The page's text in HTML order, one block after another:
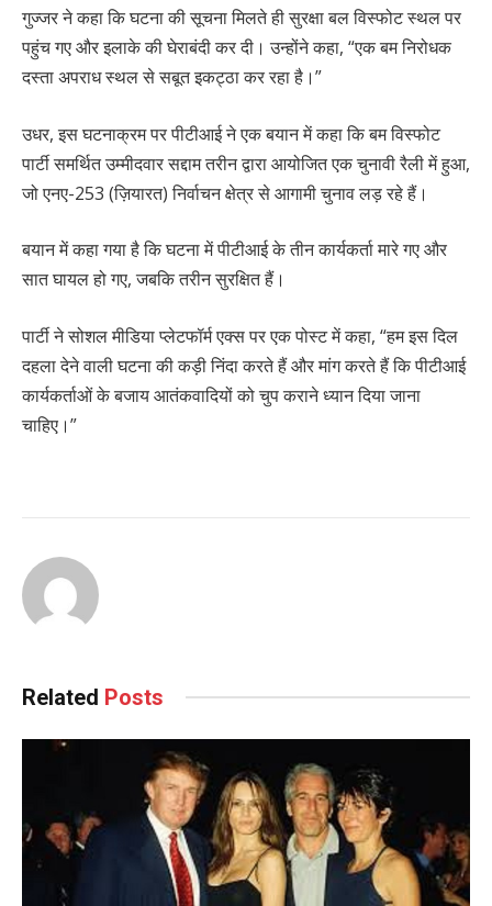
गुज्जर ने कहा कि घटना की सूचना मिलते ही सुरक्षा बल विस्फोट स्थल पर
पहुंच गए और इलाके की घेराबंदी कर दी। उन्होंने कहा, “एक बम निरोधक
दस्ता अपराध स्थल से सबूत इकट्ठा कर रहा है।”
उधर, इस घटनाक्रम पर पीटीआई ने एक बयान में कहा कि बम विस्फोट
पार्टी समर्थित उम्मीदवार सद्दाम तरीन द्वारा आयोजित एक चुनावी रैली में हुआ,
जो एनए-253 (ज़ियारत) निर्वाचन क्षेत्र से आगामी चुनाव लड़ रहे हैं।
बयान में कहा गया है कि घटना में पीटीआई के तीन कार्यकर्ता मारे गए और
सात घायल हो गए, जबकि तरीन सुरक्षित हैं।
पार्टी ने सोशल मीडिया प्लेटफॉर्म एक्स पर एक पोस्ट में कहा, “हम इस दिल
दहला देने वाली घटना की कड़ी निंदा करते हैं और मांग करते हैं कि पीटीआई
कार्यकर्ताओं के बजाय आतंकवादियों को चुप कराने ध्यान दिया जाना
चाहिए।”
Related Posts